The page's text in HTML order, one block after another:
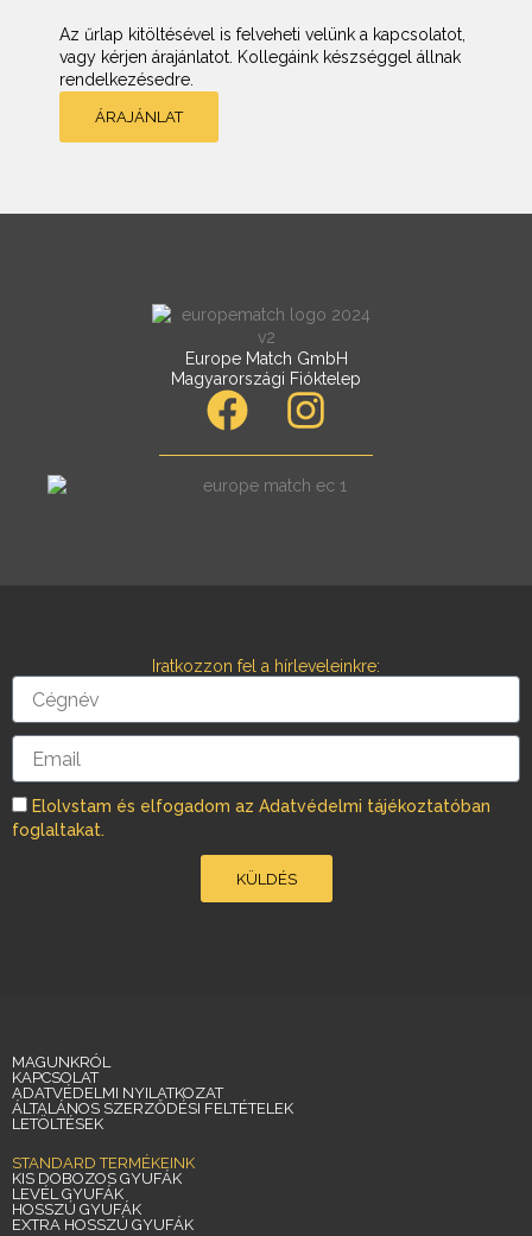
Az űrlap kitöltésével is felveheti velünk a kapcsolatot,
vagy kérjen árajánlatot. Kollegáink készséggel állnak
rendelkezésedre.
ÁRAJÁNLAT
Europe Match GmbH
Magyarországi Fióktelep
F
a
c
o
I
n
s
r
m
Iratkozzon fel a hírleveleinkre:
Cégnév
Email
Elolvstam és elfogadom az Adatvédelmi tájékoztatóban
foglaltakat.
KÜLDÉS
MAGUNKRÓL
KAPCSOLAT
ADATVÉDELMI NYILATKOZAT
ÁLTALÁNOS SZERZŐDÉSI FELTÉTELEK
LETÖLTÉSEK
STANDARD TERMÉKEINK
KIS DOBOZOS GYUFÁK
LEVÉL GYUFÁK
HOSSZÚ GYUFÁK
EXTRA HOSSZÚ GYUFÁK